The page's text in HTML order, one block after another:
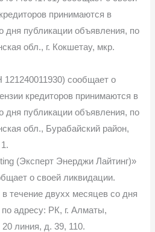
принимаются в
дня публикации объявления, по
обл., г. Кокшетау, мкр.
сообщает о
кредиторов принимаются в
дня публикации объявления, по
обл., Бурабайский район,
(Эксперт Энерджи Лайтинг)»
о своей ликвидации.
течение двухх месяцев со дня
адресу: РК, г. Алматы,
линия, д. 39, 110.